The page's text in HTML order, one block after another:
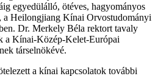
egyedülálló, ötéves, hagyományos
a Heilongjiang Kínai Orvostudományi
Dr. Merkely Béla rektort tavaly
a Kínai-Közép-Kelet-Európai
társelnökévé.
a kínai kapcsolatok további